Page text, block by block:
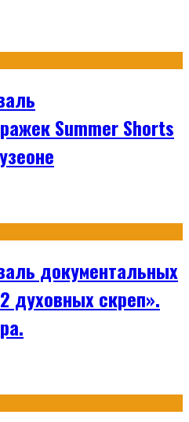
Summer Shorts
документальных
духовных скреп».